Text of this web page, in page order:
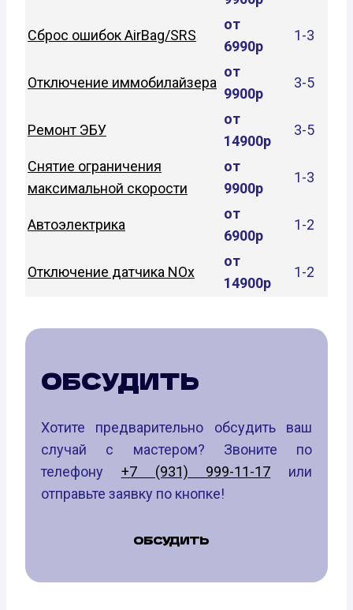
Сброс ошибок AirBag/SRS
от
6990р
1-3
Отключение иммобилайзера
от
9900р
3-5
Ремонт ЭБУ
от
14900р
3-5
Снятие ограничения
максимальной скорости
от
9900р
1-3
Автоэлектрика
от
6900р
1-2
Отключение датчика NOx
от
14900р
1-2
ОБСУДИТЬ
Хотите предварительно обсудить ваш
случай с мастером? Звоните по
телефону +7 (931) 999-11-17 или
отправьте заявку по кнопке!
ОБСУДИТЬ